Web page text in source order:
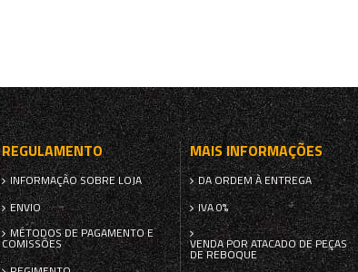
REGULAMENTO
INFORMAÇÃO SOBRE LOJA
ENVIO
MÉTODOS DE PAGAMENTO E
COMISSÕES
MAIS INFORMAÇÕES
DA ORDEM À ENTREGA
IVA 0%
VENDA POR ATACADO DE PEÇAS
DE REBOQUE